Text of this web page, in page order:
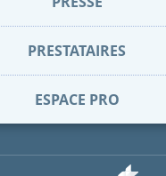
PRESTATAIRES
ESPACE PRO